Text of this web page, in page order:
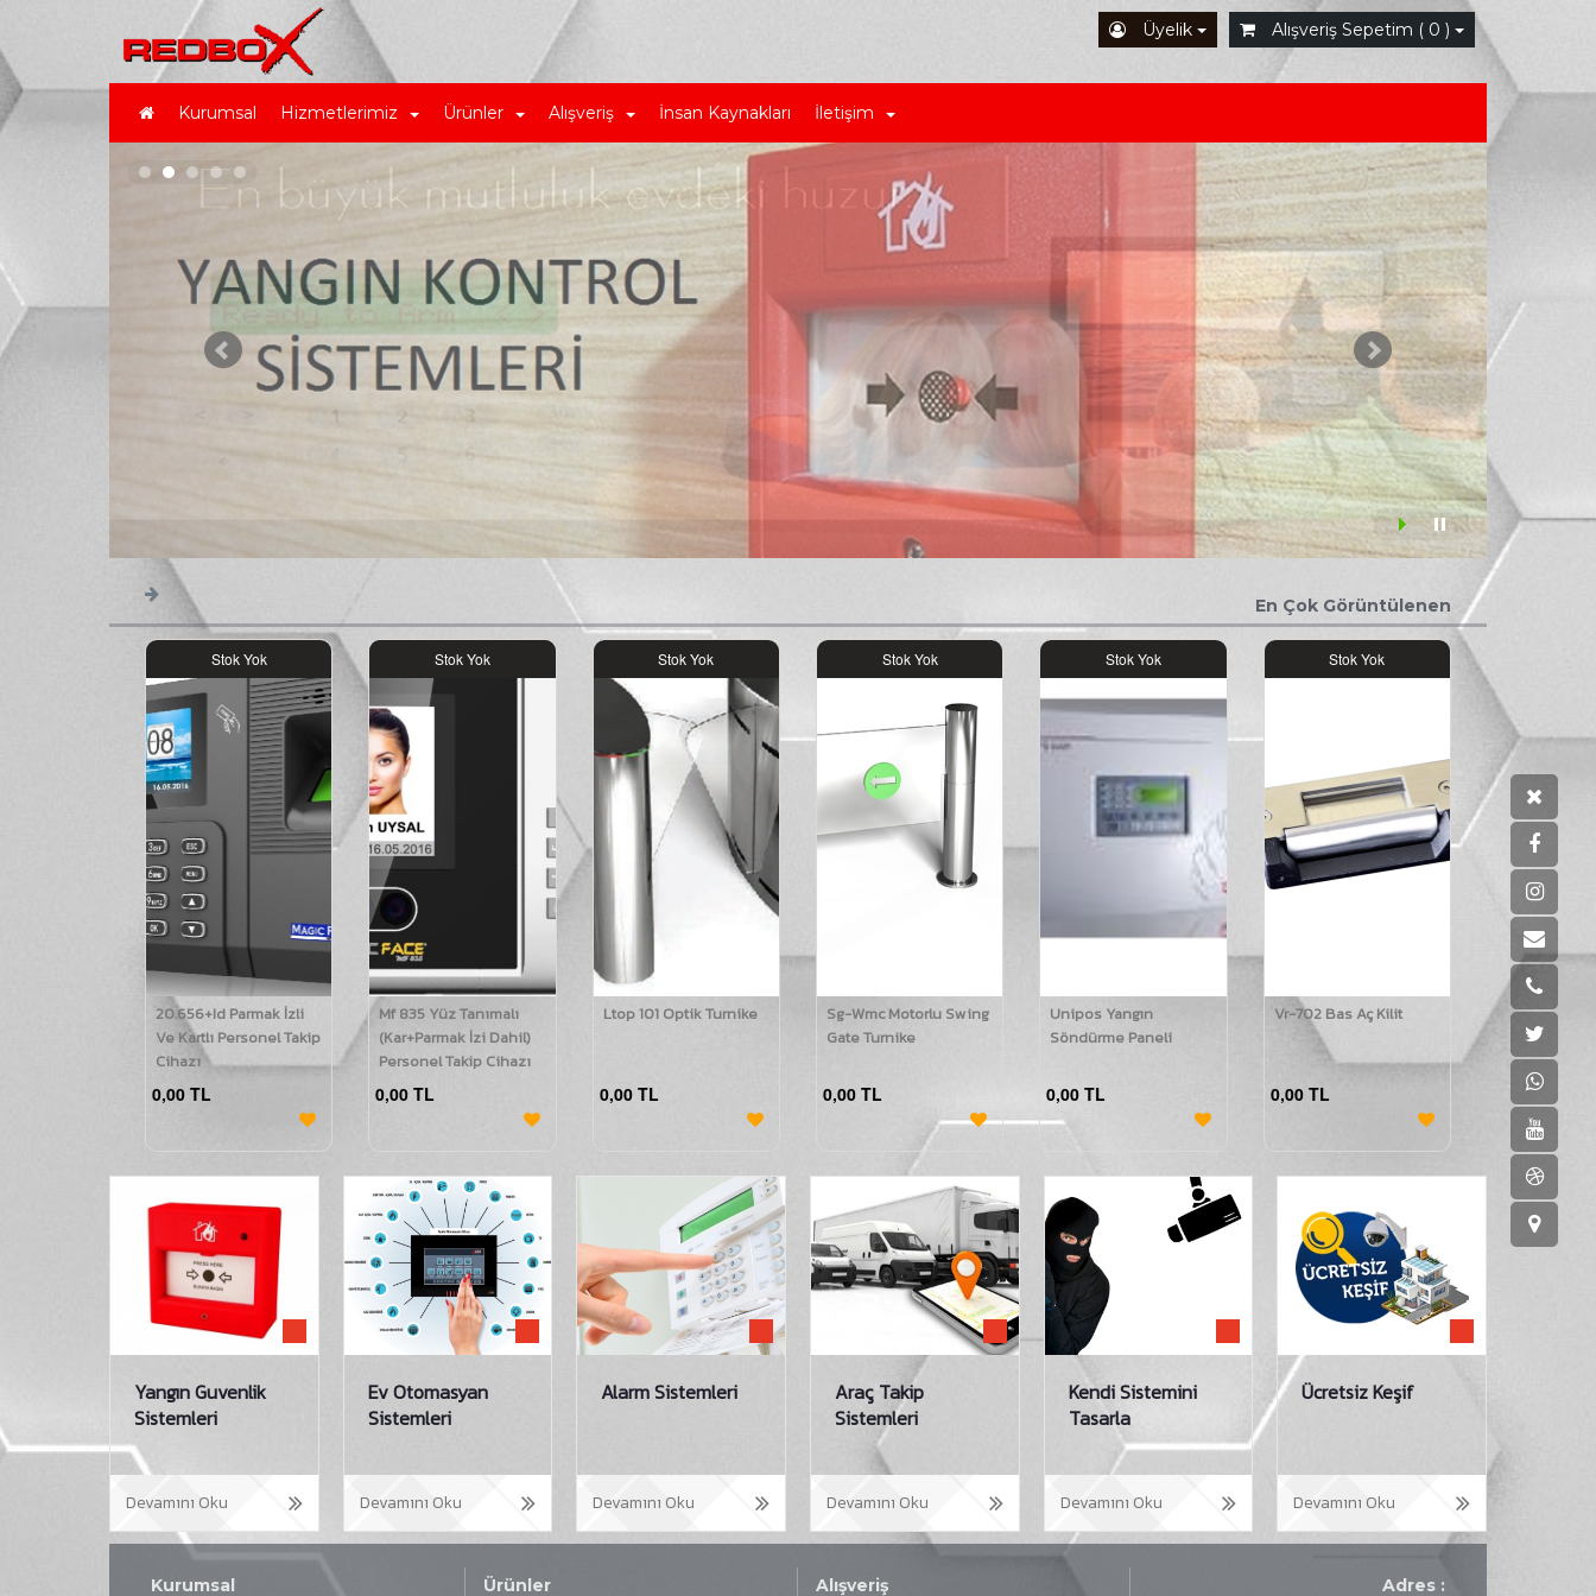
Alışveriş Sepetim ( 0 )
Üyelik
Kurumsal Hizmetlerimiz Ürünler Alışveriş İnsan Kaynakları İletişim
En Çok Görüntülenen
Stok Yok
20.656+Id Parmak İzli
Ve Kartlı Personel Takip
Cihazı
0,00 TL
Stok Yok
Mf 835 Yüz Tanımalı
(Kar+Parmak İzi Dahil)
Personel Takip Cihazı
0,00 TL
Stok Yok
Ltop 101 Optik Turnike
0,00 TL
Stok Yok
Sg-Wmc Motorlu Swing
Gate Turnike
0,00 TL
Stok Yok
Unipos Yangın
Söndürme Paneli
0,00 TL
Stok Yok
Vr-702 Bas Aç Kilit
0,00 TL
Yangın Guvenlik
Sistemleri
Devamını Oku
Ev Otomasyan
Sistemleri
Devamını Oku
Alarm Sistemleri
Devamını Oku
Araç Takip
Sistemleri
Devamını Oku
Kendi Sistemini
Tasarla
Devamını Oku
Ücretsiz Keşif
Devamını Oku
Kurumsal Ürünler Alışveriş Adres :